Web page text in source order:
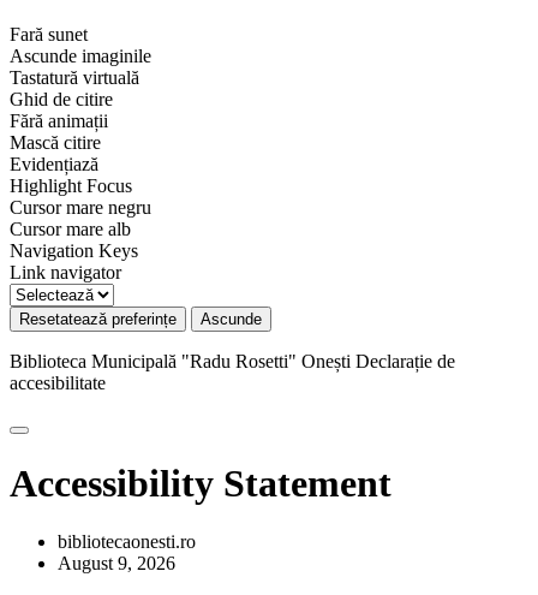
Fară sunet
Ascunde imaginile
Tastatură virtuală
Ghid de citire
Fără animații
Mască citire
Evidențiază
Highlight Focus
Cursor mare negru
Cursor mare alb
Navigation Keys
Link navigator
Resetatează preferințe Ascunde
Biblioteca Municipală "Radu Rosetti" Onești Declarație de
accesibilitate
Accessibility Statement
bibliotecaonesti.ro
August 9, 2026